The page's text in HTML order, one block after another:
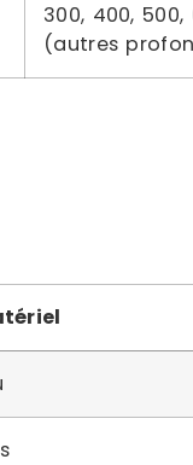
300, 400,
(autres